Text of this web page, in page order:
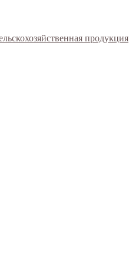
продукция